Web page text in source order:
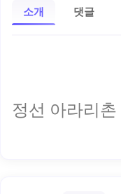
소개 댓글
정선 아라리촌